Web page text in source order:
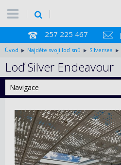
257 225 467
Úvod Najděte svoji loď snů Silversea
Loď Silver Endeavour